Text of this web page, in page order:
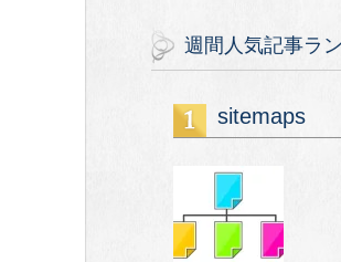
週間人気記事ラ
sitemaps